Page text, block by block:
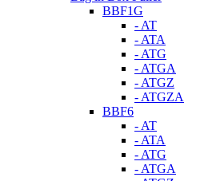
BBF1G
- AT
- ATA
- ATG
- ATGA
- ATGZ
- ATGZA
BBF6
- AT
- ATA
- ATG
- ATGA